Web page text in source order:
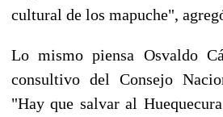
cultural de los mapuche",
Lo mismo piensa Osvaldo
consultivo del Consejo
"Hay que salvar al